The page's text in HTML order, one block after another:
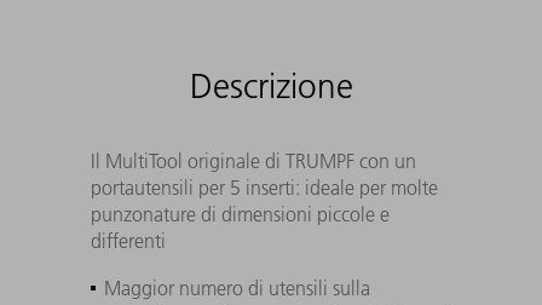
Descrizione
Il MultiTool originale di TRUMPF con un
portautensili per 5 inserti: ideale per molte
punzonature di dimensioni piccole e
differenti
Maggior numero di utensili sulla